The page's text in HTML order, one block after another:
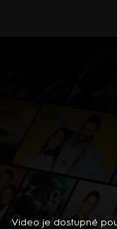
Video je dostupné